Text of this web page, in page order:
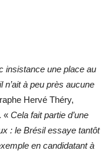
insistance une place au
n’ait à peu près aucune
Hervé Théry,
« Cela fait partie d’une
: le Brésil essaye tantôt
en candidatant à